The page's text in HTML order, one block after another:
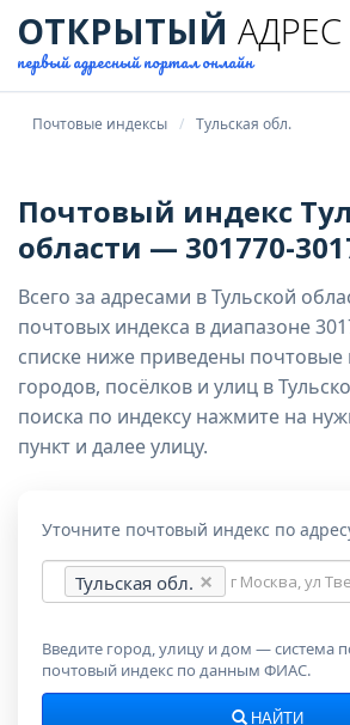
ОТКРЫТЫЙ АДРЕС
первый адресный портал онлайн
Почтовые индексы Тульская обл.
Почтовый индекс
области — 301770-
Всего за адресами в Тульской
почтовых индекса в диапазоне
списке ниже приведены почтовые
городов, посёлков и улиц в
поиска по индексу нажмите на
пункт и далее улицу.
Уточните почтовый индекс по
Адрес
для
индекса
Тульская обл.
Введите город, улицу и дом — система
почтовый индекс по данным ФИАС.
НАЙТИ